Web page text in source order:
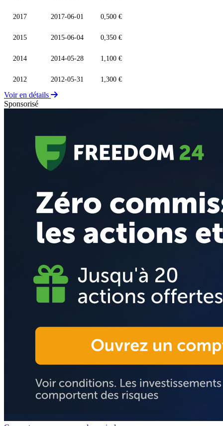
2017 2017-06-01 0,500 €
2015 2015-06-04 0,350 €
2014 2014-05-28 1,100 €
2012 2012-05-31 1,300 €
Voir en détails
Sponsorisé